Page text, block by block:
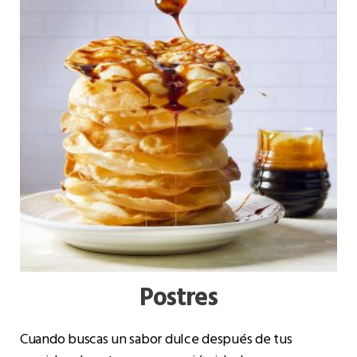
Postres
Cuando buscas un sabor dulce después de tus